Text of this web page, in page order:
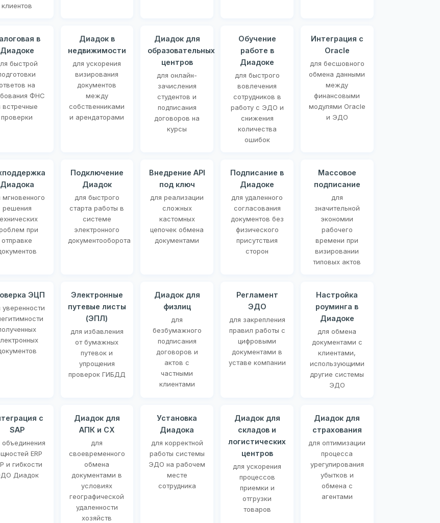
клиентов
в
Диадоке
быстрой
ответов на
ФНС
встречные
проверки
Диадок в
недвижимости
для ускорения
визирования
документов
между
собственниками
и арендаторами
Диадок для
образовательных
центров
для онлайн-
зачисления
студентов и
подписания
договоров на
курсы
Обучение
работе в
Диадоке
для быстрого
вовлечения
сотрудников в
работу с ЭДО и
снижения
количества
ошибок
Интеграция с
Oracle
для бесшовного
обмена данными
между
финансовыми
модулями Oracle
и ЭДО
Диадока
мгновенного
решения
при
отправке
Подключение
Диадок
для быстрого
старта работы в
системе
электронного
документооборота
Внедрение API
под ключ
для реализации
сложных
кастомных
цепочек обмена
документами
Подписание в
Диадоке
для удаленного
согласования
документов без
физического
присутствия
сторон
Массовое
подписание
для
значительной
экономии
рабочего
времени при
визировании
типовых актов
ЭЦП
уверенности
Электронные
путевые листы
(ЭПЛ)
для избавления
от бумажных
путевок и
упрощения
проверок ГИБДД
Диадок для
физлиц
для
безбумажного
подписания
договоров и
актов с
частными
клиентами
Регламент
ЭДО
для закрепления
правил работы с
цифровыми
документами в
уставе компании
Настройка
роуминга в
Диадоке
для обмена
документами с
клиентами,
использующими
другие системы
ЭДО
с
SAP
объединения
ERP
и гибкости
Диадок
Диадок для
АПК и СХ
для
своевременного
обмена
документами в
условиях
географической
удаленности
хозяйств
Установка
Диадока
для корректной
работы системы
ЭДО на рабочем
месте
сотрудника
Диадок для
складов и
логистических
центров
для ускорения
процессов
приемки и
отгрузки
товаров
Диадок для
страхования
для оптимизации
процесса
урегулирования
убытков и
обмена с
агентами